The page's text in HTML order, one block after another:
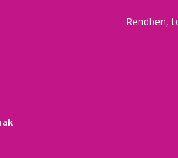
Rendben,
Guys 2.)